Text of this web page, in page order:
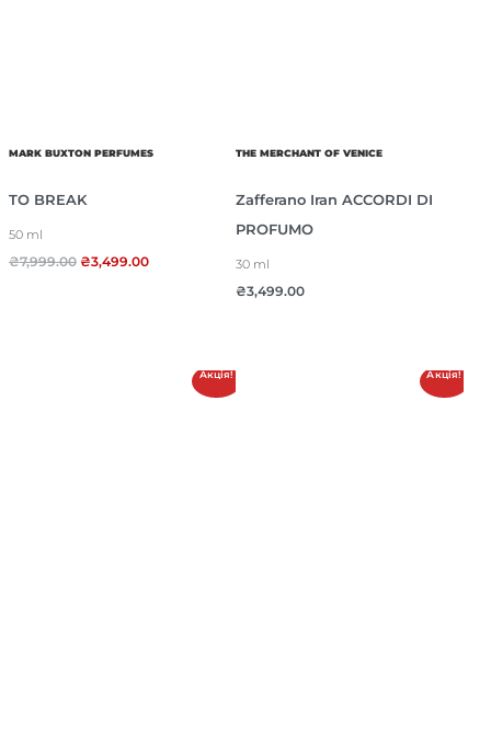
MARK BUXTON PERFUMES
TO BREAK
50 ml
₴7,999.00 ₴3,499.00
THE MERCHANT OF VENICE
Zafferano Iran ACCORDI DI
PROFUMO
30 ml
₴3,499.00
Акція! Акція!